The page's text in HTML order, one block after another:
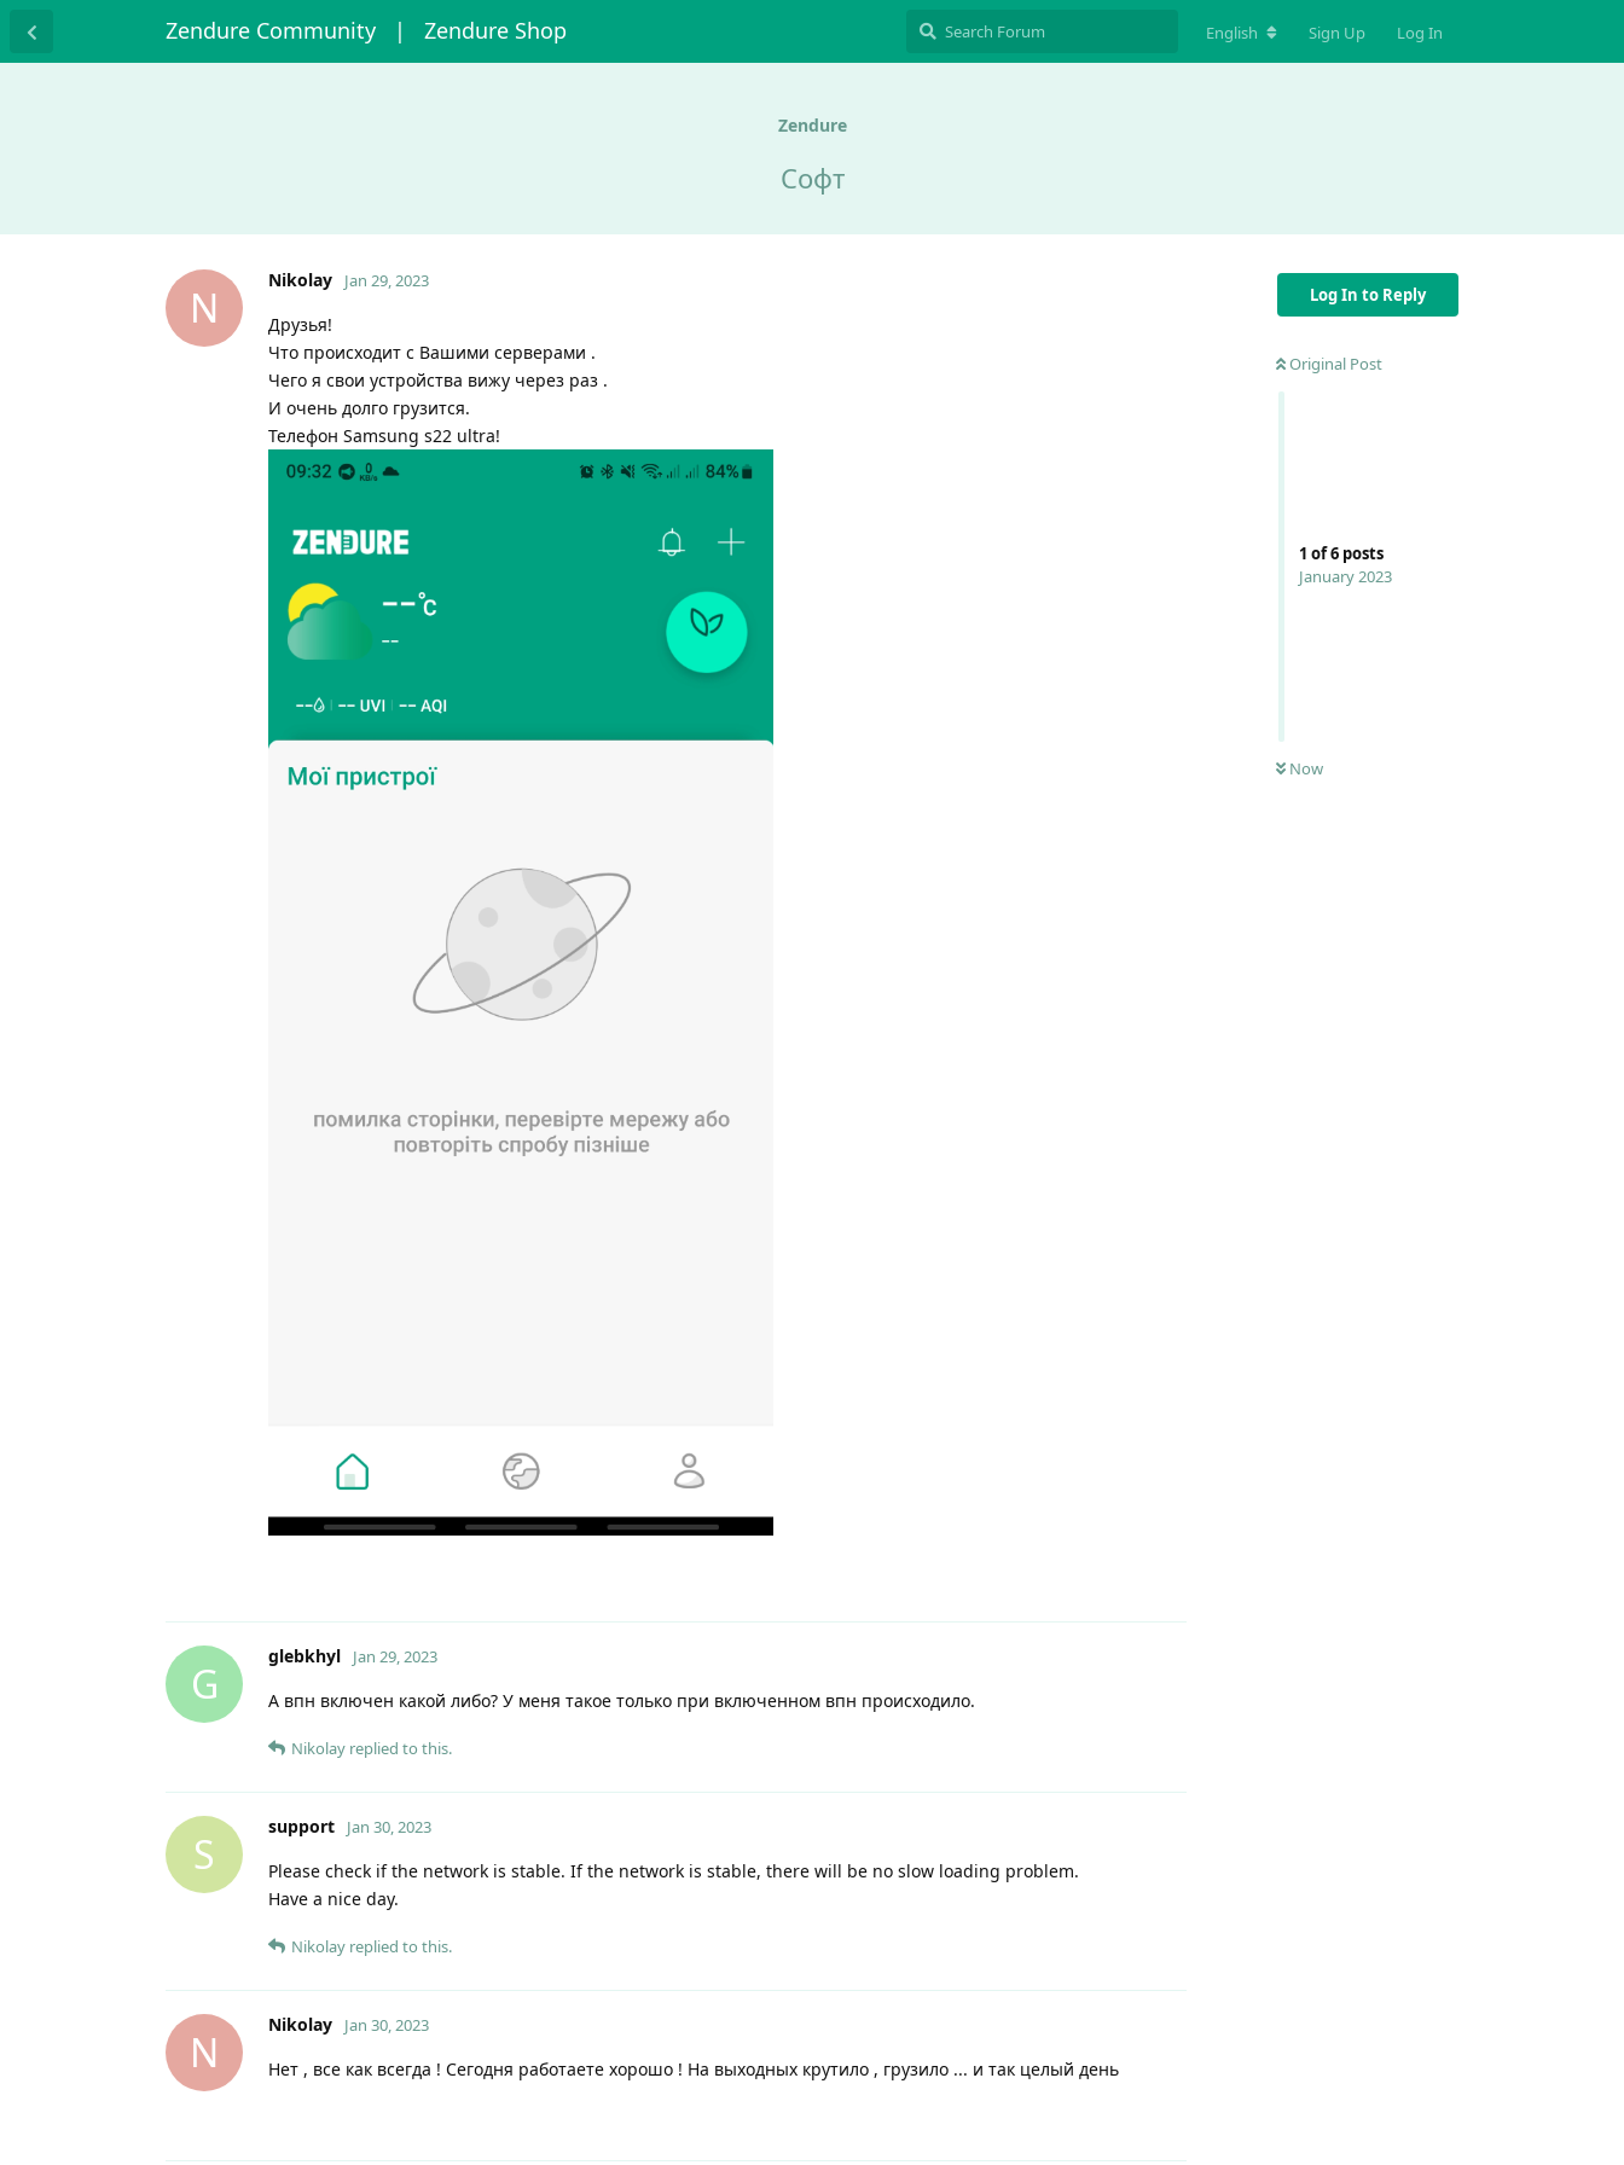
Zendure Community | Zendure Shop English Sign Up Log In
Zendure
Софт
Log In to Reply
Original Post
1 of6 posts
January 2023
Now
N
Nikolay Jan 29, 2023
Друзья!
Что происходит с Вашими серверами .
Чего я свои устройства вижу через раз .
И очень долго грузится.
Телефон Samsung s22 ultra!
G
glebkhyl Jan 29, 2023
А впн включен какой либо? У меня такое только при включенном впн происходило.
Nikolay replied to this.
S
support Jan 30, 2023
Please check if the network is stable. If the network is stable, there will be no slow loading problem.
Have a nice day.
Nikolay replied to this.
N
Nikolay Jan 30, 2023
Нет , все как всегда ! Сегодня работаете хорошо ! На выходных крутило , грузило ... и так целый день